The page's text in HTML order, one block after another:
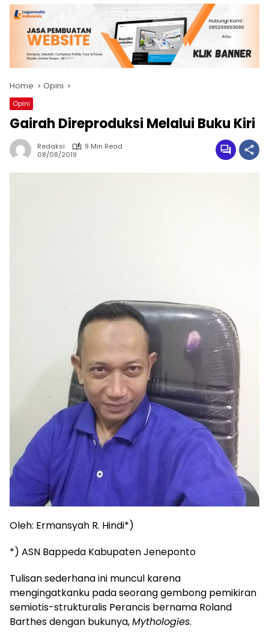
Home Opini
Opini
Gairah Direproduksi Melalui Buku Kiri
Redaksi
9 Min Read
08/08/2019
Oleh: Ermansyah R. Hindi*)
*) ASN Bappeda Kabupaten Jeneponto
Tulisan sederhana ini muncul karena
mengingatkanku pada seorang gembong pemikiran
semiotis-strukturalis Perancis bernama Roland
Barthes dengan bukunya,Mythologies.